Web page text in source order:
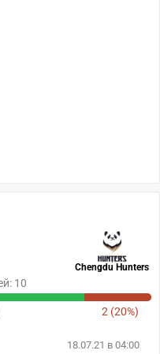
Chengdu Hunters
10
2 (20%)
18.07.21 в 04:00